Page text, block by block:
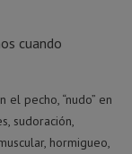
cuando
el pecho, “nudo” en
sudoración,
hormigueo,